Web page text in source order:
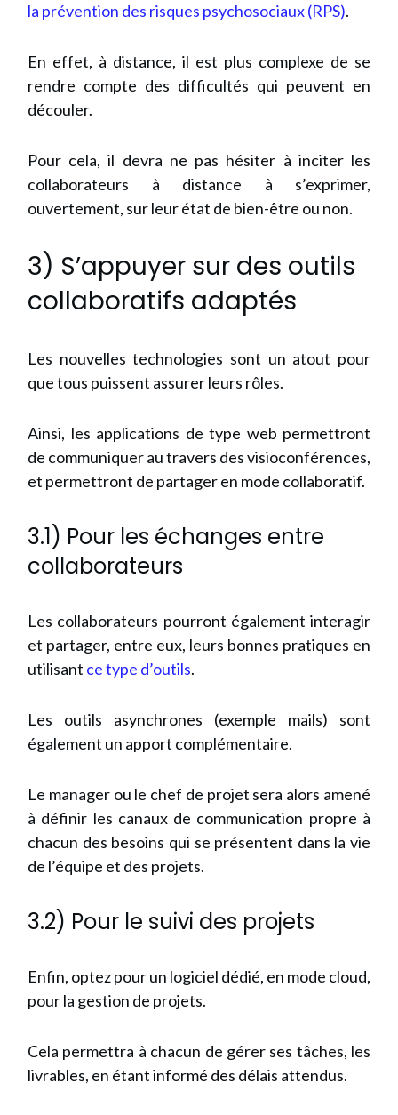
la prévention des risques psychosociaux (RPS).
En effet, à distance, il est plus complexe de se
rendre compte des difficultés qui peuvent en
découler.
Pour cela, il devra ne pas hésiter à inciter les
collaborateurs à distance à s’exprimer,
ouvertement, sur leur état de bien-être ou non.
3) S’appuyer sur des outils
collaboratifs adaptés
Les nouvelles technologies sont un atout pour
que tous puissent assurer leurs rôles.
Ainsi, les applications de type web permettront
de communiquer au travers des visioconférences,
et permettront de partager en mode collaboratif.
3.1) Pour les échanges entre
collaborateurs
Les collaborateurs pourront également interagir
et partager, entre eux, leurs bonnes pratiques en
utilisant ce type d’outils.
Les outils asynchrones (exemple mails) sont
également un apport complémentaire.
Le manager ou le chef de projet sera alors amené
à définir les canaux de communication propre à
chacun des besoins qui se présentent dans la vie
de l’équipe et des projets.
3.2) Pour le suivi des projets
Enfin, optez pour un logiciel dédié, en mode cloud,
pour la gestion de projets.
Cela permettra à chacun de gérer ses tâches, les
livrables, en étant informé des délais attendus.